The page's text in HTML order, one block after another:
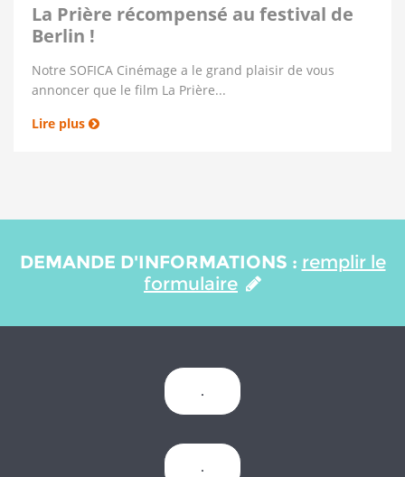
La Prière récompensé au festival de
Berlin !
Notre SOFICA Cinémage a le grand plaisir de vous
annoncer que le film La Prière...
Lire plus
DEMANDE D'INFORMATIONS : remplir le
formulaire
.
.